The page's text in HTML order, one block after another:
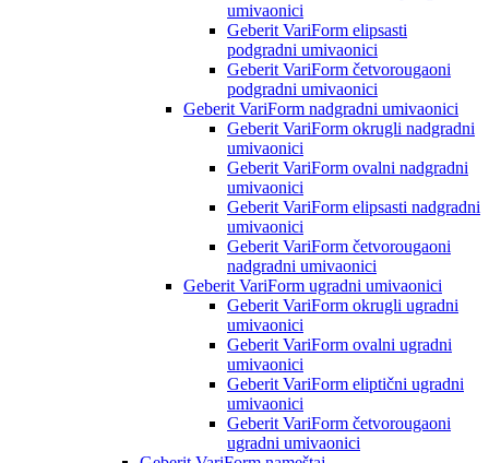
umivaonici
Geberit VariForm elipsasti
podgradni umivaonici
Geberit VariForm četvorougaoni
podgradni umivaonici
Geberit VariForm nadgradni umivaonici
Geberit VariForm okrugli nadgradni
umivaonici
Geberit VariForm ovalni nadgradni
umivaonici
Geberit VariForm elipsasti nadgradni
umivaonici
Geberit VariForm četvorougaoni
nadgradni umivaonici
Geberit VariForm ugradni umivaonici
Geberit VariForm okrugli ugradni
umivaonici
Geberit VariForm ovalni ugradni
umivaonici
Geberit VariForm eliptični ugradni
umivaonici
Geberit VariForm četvorougaoni
ugradni umivaonici